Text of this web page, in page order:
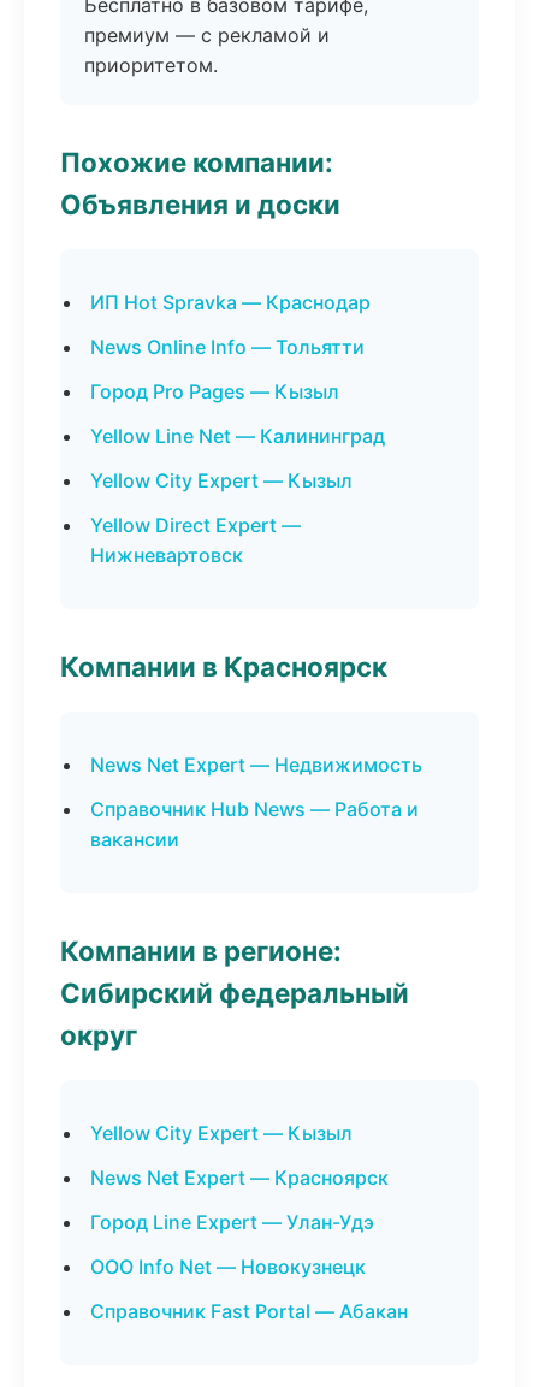
Бесплатно в базовом тарифе,
премиум — с рекламой и
приоритетом.
Похожие компании:
Объявления и доски
ИП Hot Spravka — Краснодар
News Online Info — Тольятти
Город Pro Pages — Кызыл
Yellow Line Net — Калининград
Yellow City Expert — Кызыл
Yellow Direct Expert —
Нижневартовск
Компании в Красноярск
News Net Expert — Недвижимость
Справочник Hub News — Работа и
вакансии
Компании в регионе:
Сибирский федеральный
округ
Yellow City Expert — Кызыл
News Net Expert — Красноярск
Город Line Expert — Улан-Удэ
ООО Info Net — Новокузнецк
Справочник Fast Portal — Абакан